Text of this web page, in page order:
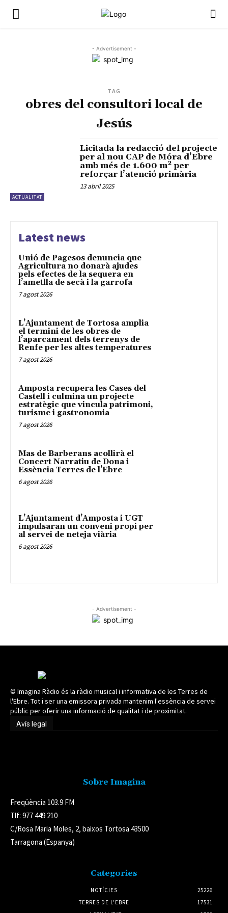
- Advertisement -
TAG
obres del consultori local de
Jesús
ACTUALITAT
Licitada la redacció del projecte
per al nou CAP de Móra d’Ebre
amb més de 1.600 m² per
reforçar l’atenció primària
13 abril 2025
Latest news
Unió de Pagesos denuncia que
Agricultura no donarà ajudes
pels efectes de la sequera en
l’ametlla de secà i la garrofa
7 agost 2026
L’Ajuntament de Tortosa amplia
el termini de les obres de
l’aparcament dels terrenys de
Renfe per les altes temperatures
7 agost 2026
Amposta recupera les Cases del
Castell i culmina un projecte
estratègic que vincula patrimoni,
turisme i gastronomia
7 agost 2026
Mas de Barberans acollirà el
Concert Narratiu de Dona i
Essència Terres de l’Ebre
6 agost 2026
L’Ajuntament d’Amposta i UGT
impulsaran un conveni propi per
al servei de neteja viària
6 agost 2026
- Advertisement -
© Imagina Ràdio és la ràdio musical i informativa de les Terres de
l'Ebre. Tot i ser una emissora privada mantenim l'essència de servei
públic per oferir una informació de qualitat i de proximitat.
Avís legal
Sobre Imagina
Freqüència 103.9 FM
Tlf: 977 449 210
C/Rosa Maria Moles, 2, baixos Tortosa 43500
Tarragona (Espanya)
Categories
NOTÍCIES
25226
TERRES DE L'EBRE
17531